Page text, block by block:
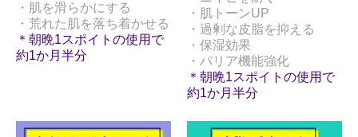
・肌を滑らかにする
・荒れた肌を落ち着かせる
＊朝晩1スポイトの使用で
約1か月半分
・肌トーンUP
・過剰な皮脂を抑える
・保湿効果
・バリア機能強化
＊朝晩1スポイトの使用で
約1か月半分